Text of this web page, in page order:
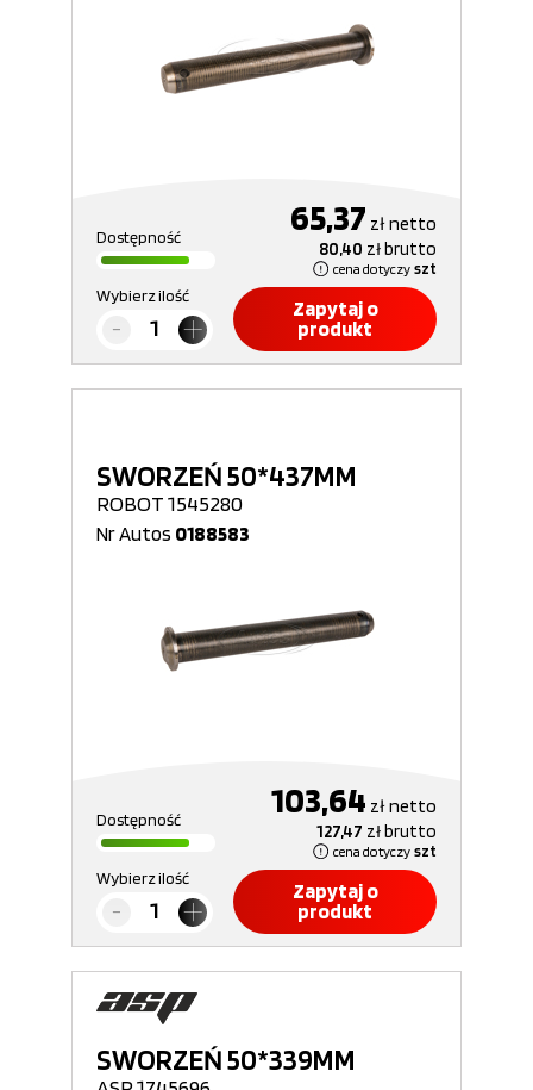
Dostępność 65,37 złnetto
80,40 złbrutto
cena dotyczy szt
Wybierz ilość
Zapytaj o
produkt
SWORZEŃ 50*437MM
ROBOT 1545280
Nr Autos 0188583
Dostępność 103,64 złnetto
127,47 złbrutto
cena dotyczy szt
Wybierz ilość
Zapytaj o
produkt
SWORZEŃ 50*339MM